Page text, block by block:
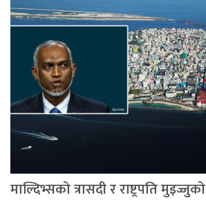
माल्दिभ्सको त्रासदी र राष्ट्रपति